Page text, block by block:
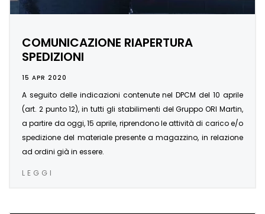
COMUNICAZIONE RIAPERTURA
SPEDIZIONI
15 APR 2020
A seguito delle indicazioni contenute nel DPCM del 10 aprile
(art. 2 punto 12), in tutti gli stabilimenti del Gruppo ORI Martin,
a partire da oggi, 15 aprile, riprendono le attività di carico e/o
spedizione del materiale presente a magazzino, in relazione
ad ordini già in essere.
LEGGI